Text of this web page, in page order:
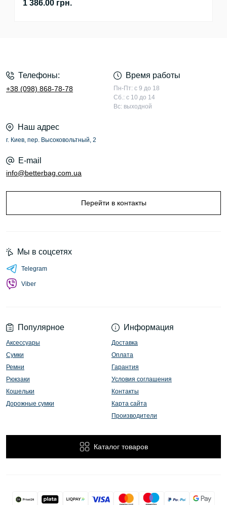
1 386.00 грн.
Телефоны:
+38 (098) 868-78-78
Время работы
Пн-Пт: с 9 до 18
Сб.: с 10 до 14
Вс: выходной
Наш адрес
г. Киев, пер. Высоковольтный, 2
E-mail
info@betterbag.com.ua
Перейти в контакты
Популярное
Аксессуары
Сумки
Ремни
Рюкзаки
Кошельки
Дорожные сумки
Информация
Доставка
Оплата
Гарантия
Условия соглашения
Контакты
Карта сайта
Производители
Каталог товаров
Мы в соцсетях
Telegram
Viber